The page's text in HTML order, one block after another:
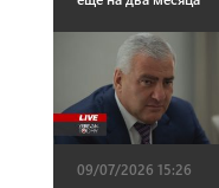
09/07/2026 15:26